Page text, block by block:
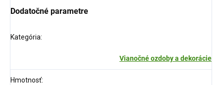
Dodatočné parametre
Kategória:
Vianočné ozdoby a dekorácie
Hmotnosť: